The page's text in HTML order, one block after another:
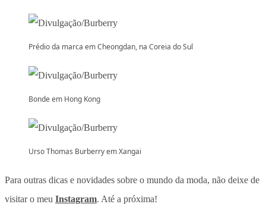
Prédio da marca em Cheongdan, na Coreia do Sul
Bonde em Hong Kong
Urso Thomas Burberry em Xangai
Para outras dicas e novidades sobre o mundo da moda, não deixe de
visitar o meu Instagram. Até a próxima!